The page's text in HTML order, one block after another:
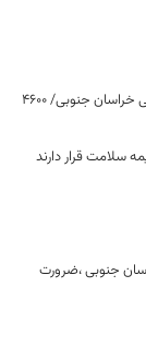
تقدیر مقام عالی وزارت از عملکرد جهادی معاونت آموزش ابتدایی خراسان جنوبی/ ۴۶۰۰
جنوبی ،ضرورت